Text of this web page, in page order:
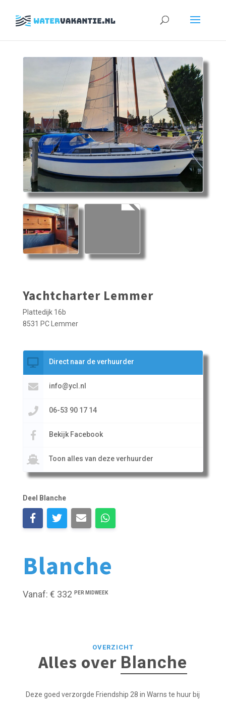
Zoeken
Blanche
Vanaf: € 332 PER MIDWEEK
Yachtcharter Lemmer
Plattedijk 16b
8531 PC Lemmer
Direct naar de verhuurder
info@ycl.nl
06-53 90 17 14
Bekijk Facebook
Toon alles van deze verhuurder
Deel Blanche
OVERZICHT
Alles over Blanche
Deze goed verzorgde Friendship 28 in Warns te huur bij